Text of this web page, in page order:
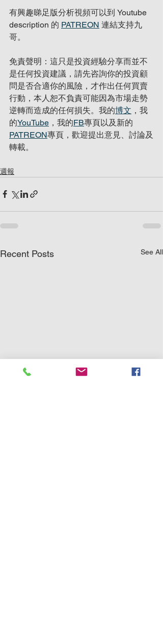
有興趣睇足版分析視頻可以到 Youtube
description 的 PATREON 連結支持九
哥。
免責聲明：這只是投資經驗分享而並不
是任何投資建議，請先咨詢你的投資顧
問是否合適你的風險，才作出任何買賣
行動，本人恕不負責可能因為市場走勢
逆轉而造成的任何損失。我的博文 ，我
的YouTube ，我的FB專頁以及新的
PATREON專頁，歡迎提出意見、討論及
轉載。
週報
Recent Posts See All